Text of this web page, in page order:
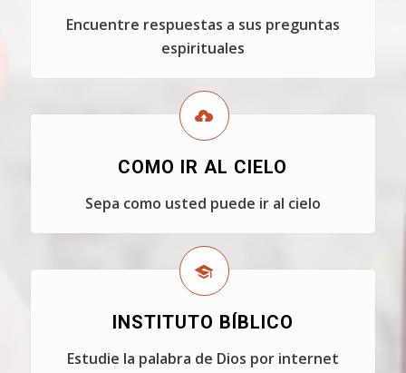
Encuentre respuestas a sus preguntas
espirituales
COMO IR AL CIELO
Sepa como usted puede ir al cielo
INSTITUTO BÍBLICO
Estudie la palabra de Dios por internet